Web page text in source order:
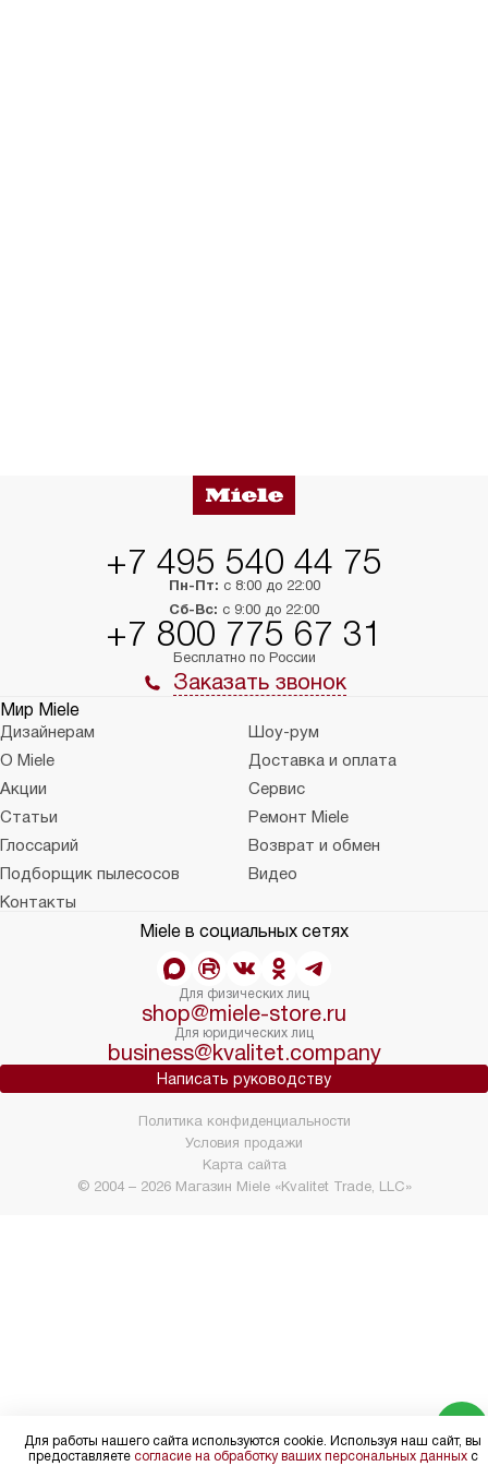
+7 495 540 44 75
Пн-Пт: с 8:00 до 22:00
Сб-Вс: с 9:00 до 22:00
+7 800 775 67 31
Бесплатно по России
Заказать звонок
Мир Miele
Дизайнерам
Шоу-рум
О Miele
Доставка и оплата
Акции
Сервис
Статьи
Ремонт Miele
Глоссарий
Возврат и обмен
Подборщик пылесосов
Видео
Контакты
Miele в социальных сетях
Для физических лиц
shop@miele-store.ru
Для юридических лиц
business@kvalitet.company
Написать руководству
© 2004 – 2026 Магазин Miele «Kvalitet Trade, LLC»
Политика конфиденциальности
Условия продажи
Карта сайта
Для работы нашего сайта используются cookie. Используя наш сайт, вы
предоставляете согласие на обработку ваших персональных данныхс